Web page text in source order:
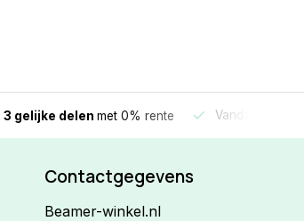
3 gelijke delen met 0% rente Vandaag
Contactgegevens
Beamer-winkel.nl